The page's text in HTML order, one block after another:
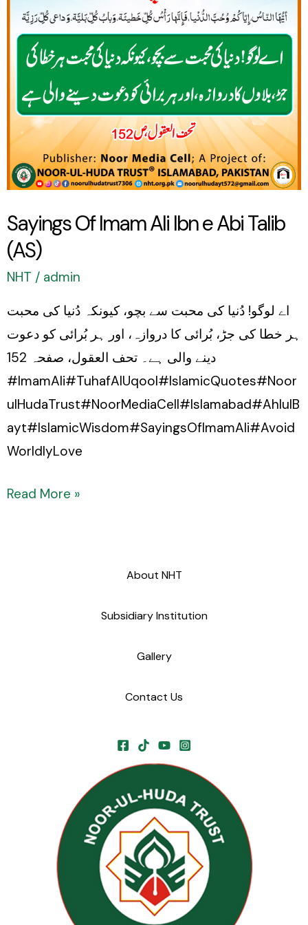
Sayings Of Imam Ali Ibn e Abi Talib
(AS)
NHT / admin
اے لوگو! دُنیا کی محبت سے بچو، کیونکہ دُنیا کی محبت
ہر خطا کی جڑ، بُرائی کا دروازہ، اور ہر بُرائی کو دعوت
دینے والی ہے۔ تحف العقول، صفحہ 152
#ImamAli#TuhafAlUqool#IslamicQuotes#Noor
ulHudaTrust#NoorMediaCell#Islamabad#AhlulB
ayt#IslamicWisdom#SayingsOfImamAli#Avoid
WorldlyLove
Talib
(AS)
Read More »
About NHT
Subsidiary Institution
Gallery
Contact Us